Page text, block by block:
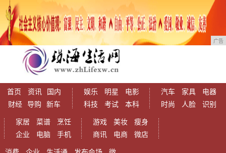
广告
首页 资讯
国内
财经
导购 新车
娱乐 明星
电影
科技
考试 本科
汽车 家具
电器
时尚
人脸 识别
家居 菜谱
烹饪
企业
电脑 手机
游戏 美妆
瘦身
商讯
电商 微店